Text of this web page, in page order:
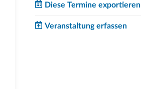
Diese Termine exportieren
Veranstaltung erfassen